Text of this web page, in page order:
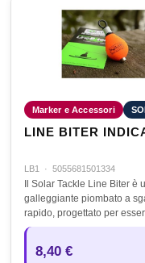
Marker e Accessori
LINE BITER
LB1 · 5055681501334
Il Solar Tackle Line Biter è
galleggiante piombato a
rapido, progettato per
sulla lenza principale; come
la vostra lenza entra in…
8,40 €